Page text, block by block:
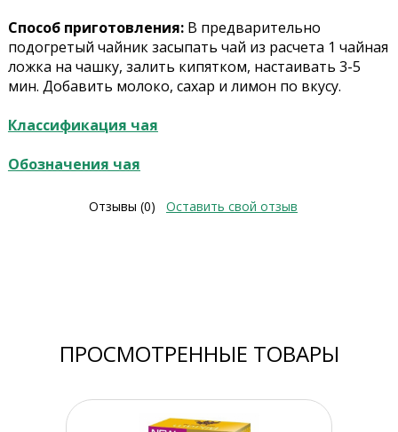
Способ приготовления:В предварительно
подогретый чайник засыпать чай из расчета 1 чайная
ложка на чашку, залить кипятком, настаивать 3-5
мин. Добавить молоко, сахар и лимон по вкусу.
Классификация чая
Обозначения чая
Отзывы (0) Оставить свой отзыв
ПРОСМОТРЕННЫЕ ТОВАРЫ